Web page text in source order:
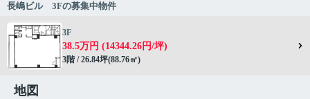
長嶋ビル 3Fの募集中物件
3F
38.5万円 (14344.26円/坪)
3階 / 26.84坪(88.76㎡)
地図